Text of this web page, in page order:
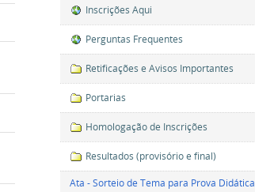
Inscrições Aqui
Perguntas Frequentes
Retificações e Avisos Importantes
Portarias
Homologação de Inscrições
Resultados (provisório e final)
Ata - Sorteio de Tema para Prova Didática